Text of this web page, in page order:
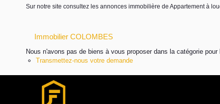
Sur notre site consultez les annonces immobilière de Appartement à
Immobilier COLOMBES
Nous n'avons pas de biens à vous proposer dans la catégorie
Transmettez-nous votre demande